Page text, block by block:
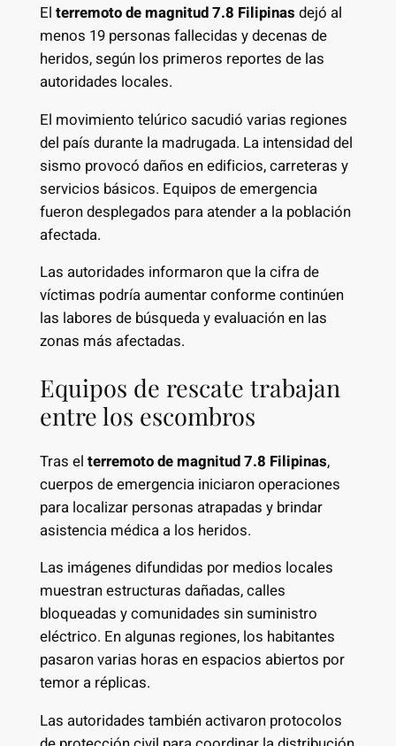
El terremoto de magnitud 7.8 Filipinas dejó al
menos 19 personas fallecidas y decenas de
heridos, según los primeros reportes de las
autoridades locales.
El movimiento telúrico sacudió varias regiones
del país durante la madrugada. La intensidad del
sismo provocó daños en edificios, carreteras y
servicios básicos. Equipos de emergencia
fueron desplegados para atender a la población
afectada.
Las autoridades informaron que la cifra de
víctimas podría aumentar conforme continúen
las labores de búsqueda y evaluación en las
zonas más afectadas.
Equipos de rescate trabajan
entre los escombros
Tras el terremoto de magnitud 7.8 Filipinas,
cuerpos de emergencia iniciaron operaciones
para localizar personas atrapadas y brindar
asistencia médica a los heridos.
Las imágenes difundidas por medios locales
muestran estructuras dañadas, calles
bloqueadas y comunidades sin suministro
eléctrico. En algunas regiones, los habitantes
pasaron varias horas en espacios abiertos por
temor a réplicas.
Las autoridades también activaron protocolos